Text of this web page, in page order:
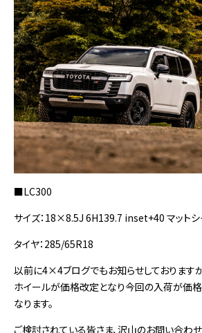
■LC300
サイズ：18×8.5J 6H139.7 inset+40 マットシ
タイヤ：285/65R18
以前に4×4ブログでもお知らせしております
ホイールが価格改定となり今回の入荷が価
なります。
ご検討されている皆さま、沢山のお問い合わせ